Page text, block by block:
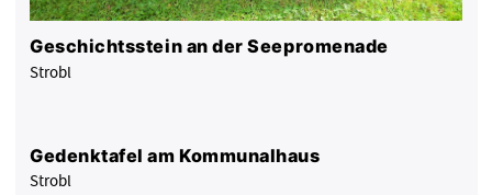
Geschichtsstein an der Seepromenade
Strobl
Gedenktafel am Kommunalhaus
Strobl